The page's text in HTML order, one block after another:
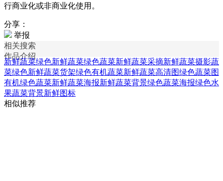
行商业化或非商业化使用。
分享：
举报
相关搜索
作品介绍
新鲜蔬菜绿色新鲜蔬菜绿色蔬菜新鲜蔬菜采摘新鲜蔬菜摄影蔬
菜绿色新鲜蔬菜货架绿色有机蔬菜新鲜蔬菜高清图绿色蔬菜图
有机绿色蔬菜新鲜蔬菜海报新鲜蔬菜背景绿色蔬菜海报绿色水
果蔬菜背景新鲜图标
相似推荐